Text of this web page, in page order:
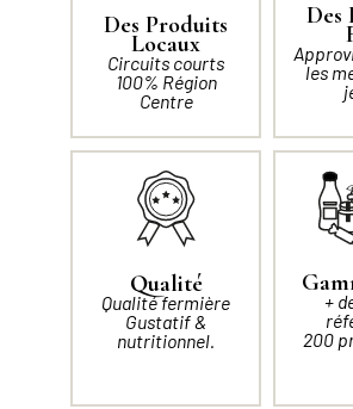
Des Produits
Locaux
Circuits courts
100% Région
Centre
Des
les
Qualité
Qualité fermière
Gustatif &
nutritionnel.
+
200